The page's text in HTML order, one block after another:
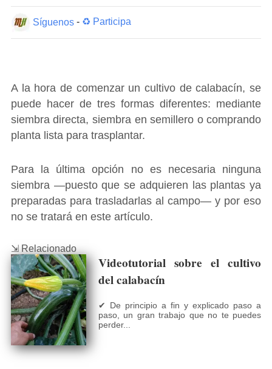
Síguenos- ♻ Participa
A la hora de comenzar un cultivo de calabacín, se
puede hacer de tres formas diferentes: mediante
siembra directa, siembra en semillero o comprando
planta lista para trasplantar.
Para la última opción no es necesaria ninguna
siembra ―puesto que se adquieren las plantas ya
preparadas para trasladarlas al campo― y por eso
no se tratará en este artículo.
⇲ Relacionado
Videotutorial sobre el cultivo
del calabacín
✔ De principio a fin y explicado paso a
paso, un gran trabajo que no te puedes
perder...